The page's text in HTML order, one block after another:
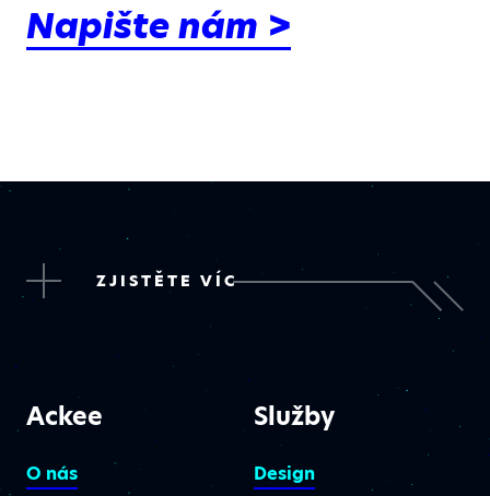
Napište nám >
ZJISTĚTE VÍC
Ackee
O nás
Služby
Design